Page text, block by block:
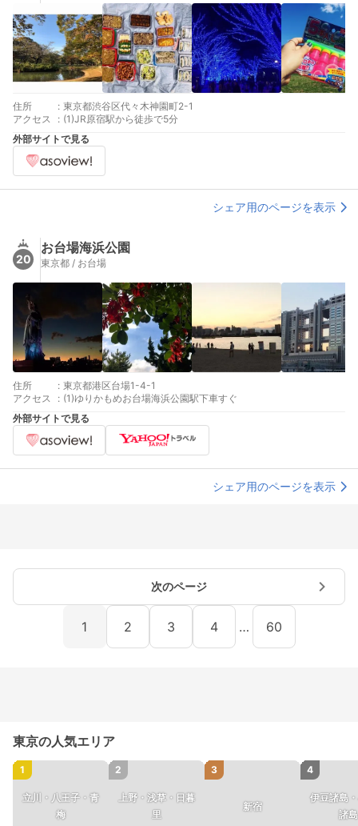
住所 : 東京都渋谷区代々木神園町2-1
アクセス
: (1)JR原宿駅から徒歩で5分
外部サイトで見る
シェア用のページを表示
20
お台場海浜公園
東京都 / お台場
住所 : 東京都港区台場1-4-1
アクセス
: (1)ゆりかもめお台場海浜公園駅下車すぐ
外部サイトで見る
シェア用のページを表示
次のページ
1 2 3 4 … 60
東京の人気エリア
1
立川・八王子・青
梅
2
上野・浅草・日暮
里
3
新宿
4
伊豆諸島
諸島